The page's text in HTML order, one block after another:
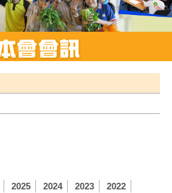
2025 2024 2023
2022